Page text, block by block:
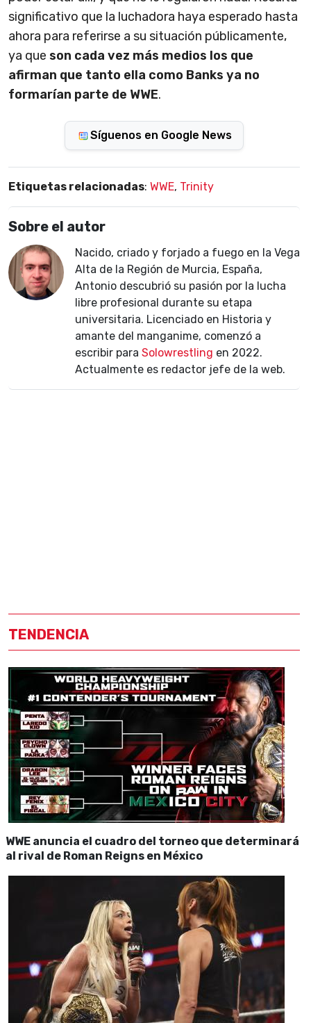
significativo que la luchadora haya esperado hasta
ahora para referirse a su situación públicamente,
ya que son cada vez más medios los que
afirman que tanto ella como Banks ya no
formarían parte de WWE.
Síguenos en Google News
Etiquetas relacionadas: WWE, Trinity
Sobre el autor
Nacido, criado y forjado a fuego en la Vega
Alta de la Región de Murcia, España,
Antonio descubrió su pasión por la lucha
libre profesional durante su etapa
universitaria. Licenciado en Historia y
amante del manganime, comenzó a
escribir para Solowrestling en 2022.
Actualmente es redactor jefe de la web.
TENDENCIA
WWE anuncia el cuadro del torneo que determinará
al rival de Roman Reigns en México